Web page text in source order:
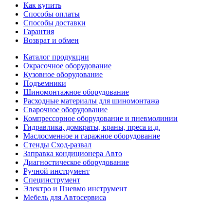
Как купить
Способы оплаты
Способы доставки
Гарантия
Возврат и обмен
Каталог продукции
Окрасочное оборудование
Кузовное оборудование
Подъемники
Шиномонтажное оборудование
Расходные материалы для шиномонтажа
Сварочное оборудование
Компрессорное оборудование и пневмолинии
Гидравлика, домкраты, краны, преса и.д.
Маслосменное и гаражное оборудование
Стенды Сход-развал
Заправка кондиционера Авто
Диагностическое оборудование
Ручной инструмент
Специнструмент
Электро и Пневмо инструмент
Мебель для Автосервиса